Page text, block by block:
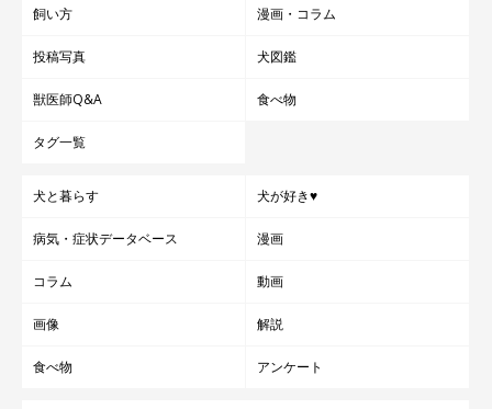
飼い方 漫画・コラム
投稿写真 犬図鑑
獣医師Q&A 食べ物
タグ一覧
犬と暮らす 犬が好き♥
病気・症状データベース 漫画
コラム 動画
画像 解説
食べ物 アンケート